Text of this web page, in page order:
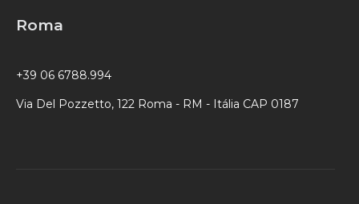
Roma
+39 06 6788.994
Via Del Pozzetto, 122 Roma - RM - Itália CAP 0187